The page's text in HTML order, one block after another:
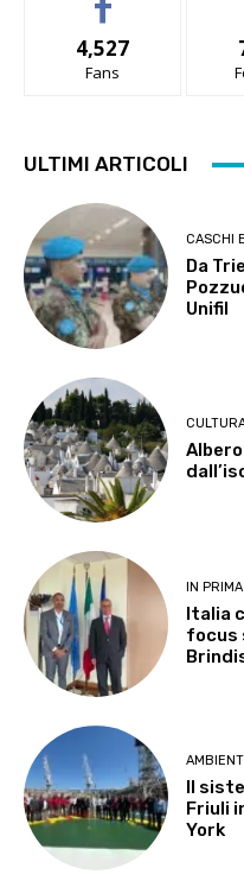
4,527
Fans
ULTIMI ARTICOLI
CASCHI
Da
Unifil
IN
Italia
focus
Il
Friuli
York